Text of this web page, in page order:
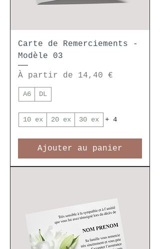
Carte de Remerciements -
Modèle 03
À partir de 14,40 €
Prix promotionnel
A6 DL
10 ex 20 ex 30 ex + 4
Ajouter au panier